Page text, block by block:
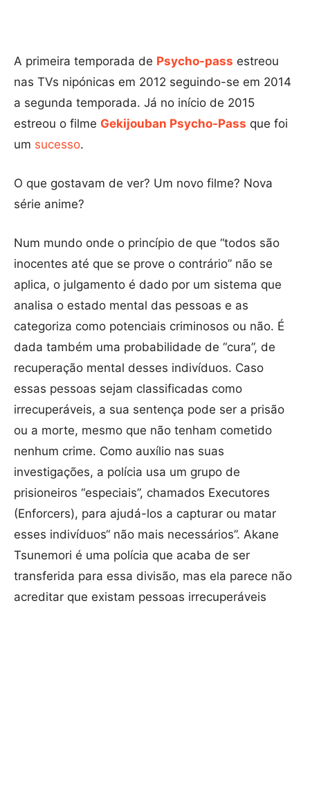
A primeira temporada de Psycho-pass estreou
nas TVs nipónicas em 2012 seguindo-se em 2014
a segunda temporada. Já no início de 2015
estreou o filme Gekijouban Psycho-Pass que foi
um sucesso.
O que gostavam de ver? Um novo filme? Nova
série anime?
Num mundo onde o princípio de que “todos são
inocentes até que se prove o contrário” não se
aplica, o julgamento é dado por um sistema que
analisa o estado mental das pessoas e as
categoriza como potenciais criminosos ou não. É
dada também uma probabilidade de “cura”, de
recuperação mental desses indivíduos. Caso
essas pessoas sejam classificadas como
irrecuperáveis, a sua sentença pode ser a prisão
ou a morte, mesmo que não tenham cometido
nenhum crime. Como auxílio nas suas
investigações, a polícia usa um grupo de
prisioneiros “especiais”, chamados Executores
(Enforcers), para ajudá-los a capturar ou matar
esses indivíduos“ não mais necessários”. Akane
Tsunemori é uma polícia que acaba de ser
transferida para essa divisão, mas ela parece não
acreditar que existam pessoas irrecuperáveis